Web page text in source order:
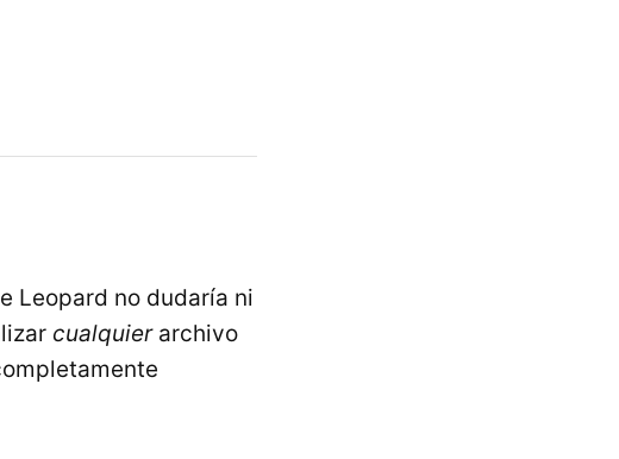
Leopard no dudaría ni
cualquierarchivo